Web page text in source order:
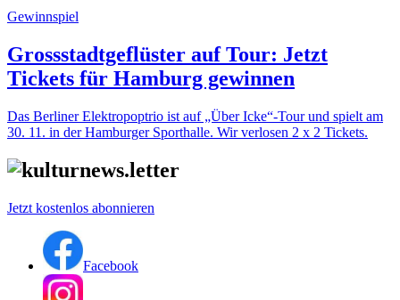
Gewinnspiel
Grossstadtgeflüster auf Tour: Jetzt
Tickets für Hamburg gewinnen
Das Berliner Elektropoptrio ist auf „Über Icke“-Tour und spielt am
30. 11. in der Hamburger Sporthalle. Wir verlosen 2 x 2 Tickets.
Jetzt kostenlos abonnieren
Facebook